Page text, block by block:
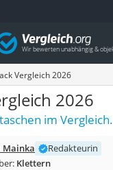
nach Kategorie
Vergleich
Vergleich 2026
2026
im Vergleich.
Mainka
Redakteurin
Klettern